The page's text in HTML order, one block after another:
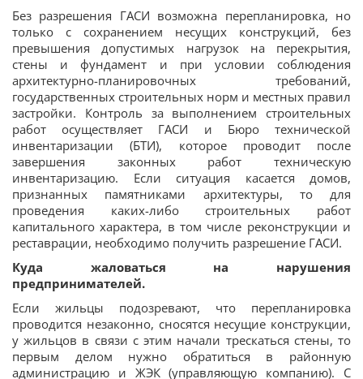
Без разрешения ГАСИ возможна перепланировка, но
только с сохранением несущих конструкций, без
превышения допустимых нагрузок на перекрытия,
стены и фундамент и при условии соблюдения
архитектурно-планировочных требований,
государственных строительных норм и местных правил
застройки. Контроль за выполнением строительных
работ осуществляет ГАСИ и Бюро технической
инвентаризации (БТИ), которое проводит после
завершения законных работ техническую
инвентаризацию. Если ситуация касается домов,
признанных памятниками архитектуры, то для
проведения каких-либо строительных работ
капитального характера, в том числе реконструкции и
реставрации, необходимо получить разрешение ГАСИ.
Куда жаловаться на нарушения
предпринимателей.
Если жильцы подозревают, что перепланировка
проводится незаконно, сносятся несущие конструкции,
у жильцов в связи с этим начали трескаться стены, то
первым делом нужно обратиться в районную
администрацию и ЖЭК (управляющую компанию). С